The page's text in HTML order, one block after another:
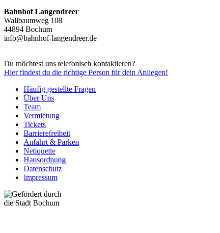
Bahnhof Langendreer
Wallbaumweg 108
44894 Bochum
info@bahnhof-langendreer.de
Du möchtest uns telefonisch kontaktieren?
Hierfindest du die richtige Person für dein Anliegen!
Häufig gestellte Fragen
Über Uns
Team
Vermietung
Tickets
Barrierefreiheit
Anfahrt & Parken
Netiquette
Hausordnung
Datenschutz
Impressum